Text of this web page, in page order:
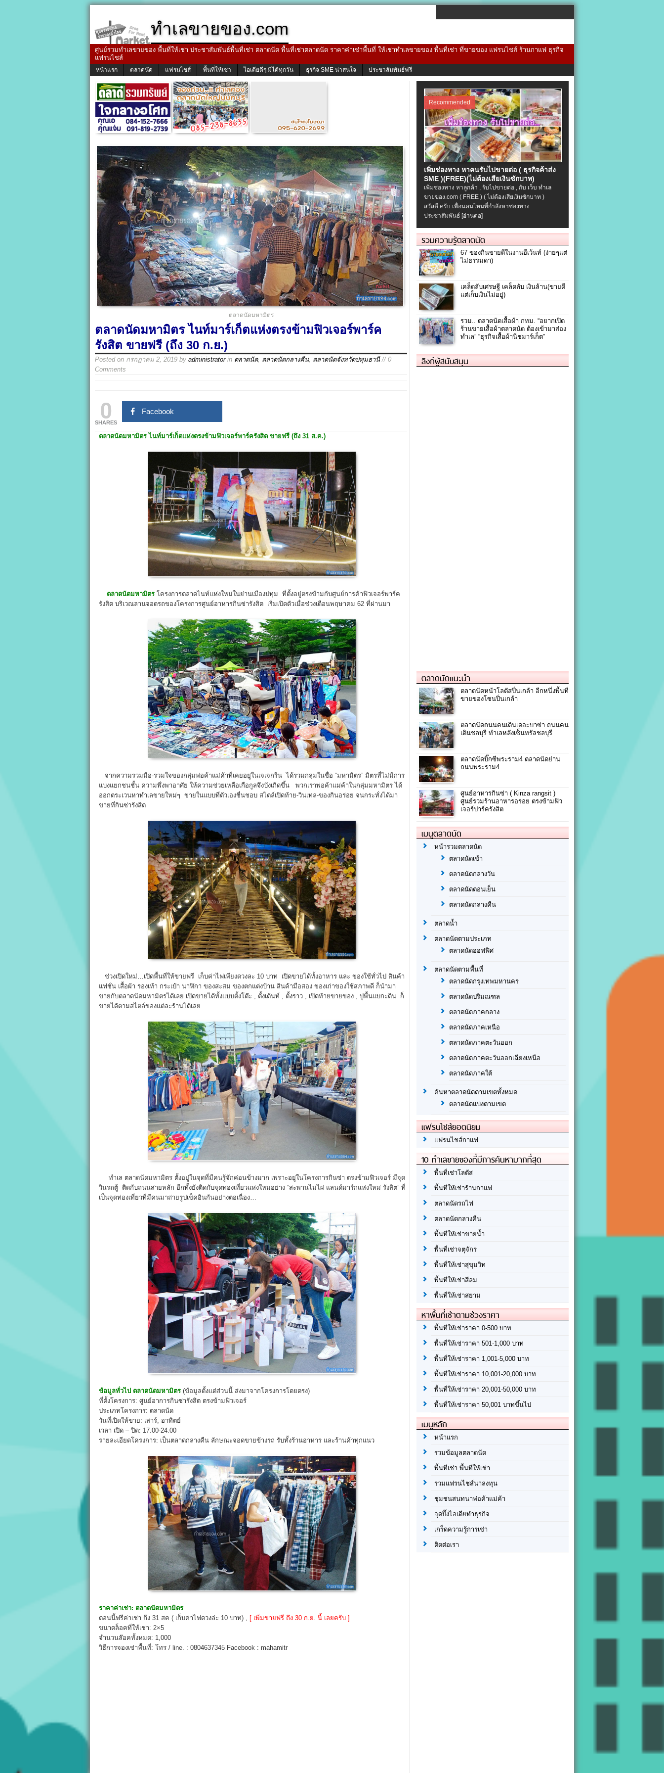
ทำเลขายของ.com
ศูนย์รวมทำเลขายของ พื้นที่ให้เช่า ประชาสัมพันธ์พื้นที่เช่า ตลาดนัด พื้นที่เช่าตลาดนัด ราคาค่าเช่าพื้นที่ ให้เช่าทำเลขายของ พื้นที่เช่า ที่ขายของ แฟรนไชส์ ร้านกาแฟ ธุรกิจ
แฟรนไชส์
หน้าแรก ตลาดนัด แฟรนไชส์ พื้นที่ให้เช่า ไอเดียดีๆ มีได้ทุกวัน ธุรกิจ SME น่าสนใจ ประชาสัมพันธ์ฟรี
ตลาดนัดมหามิตร
ตลาดนัดมหามิตร ไนท์มาร์เก็ตแห่งตรงข้ามฟิวเจอร์พาร์ค
รังสิต ขายฟรี (ถึง 30 ก.ย.)
Posted on กรกฎาคม 2, 2019 by administratorin ตลาดนัด, ตลาดนัดกลางคืน ตลาดนัดจังหวัดปทุมธานี// 0
Comments
0
SHARES
Facebook
ตลาดนัดมหามิตร ไนท์มาร์เก็ตแห่งตรงข้ามฟิวเจอร์พาร์ครังสิต ขายฟรี (ถึง 31 ส.ค.)
ตลาดนัดมหามิตร โครงการตลาดไนท์แห่งใหม่ในย่านเมืองปทุม ที่ตั้งอยู่ตรงข้ามกับศูนย์การค้าฟิวเจอร์พาร์ค
รังสิต บริเวณลานจอดรถของโครงการศูนย์อาหารกินซ่ารังสิต เริ่มเปิดตัวเมื่อช่วงเดือนพฤษาคม 62 ที่ผ่านมา
จากความรวมมือ-รวมใจของกลุ่มพ่อค้าแม่ค้าที่เคยอยู่ในเจเจกรีน ได้รวมกลุ่มในชื่อ “มหามิตร” มิตรที่ไม่มีการ
แบ่งแยกชนชั้น ความพึ่งพาอาศัย ให้ความช่วยเหลือเกือกูลจึงบังเกิดขึ้น พวกเราพ่อค้าแม่ค้าในกลุ่มมหามิตร ได้
ออกตระเวนหาทำเลขายใหม่ๆ ขายในแบบที่ตัวเองชื่นชอบ สไตล์เปิดท้าย-วินเทล-ของกินอร่อย จนกระทั่งได้มา
ขายที่กินซ่ารังสิต
ช่วงเปิดใหม่…เปิดพื้นที่ให้ขายฟรี เก็บค่าไฟเพียงดวงละ 10 บาท เปิดขายได้ทั้งอาหาร และ ของใช้ทั่วไป สินค้า
แฟชั่น เสื้อผ้า รองเท้า กระเป๋า นาฬิกา ของสะสม ของตกแต่งบ้าน สินค้ามือสอง ของเก่าของใช้สภาพดี ก็นำมา
ขายกับตลาดนัดมหามิตรได้เลย เปิดขายได้ทั้งแบบตั้งโต๊ะ , ตั้งเต้นท์ , ตั้งราว , เปิดท้ายขายของ , ปูพื้นแบกะดิน ก็
ขายได้ตามสไตล์ของแต่ละร้านได้เลย
ทำเล ตลาดนัดมหามิตร ตั้งอยู่ในจุดที่มีคนรู้จักค่อนข้างมาก เพราะอยู่ในโครงการกินซ่า ตรงข้ามฟิวเจอร์ มีจุด
วินรถตู้ ติดกับถนนสายหลัก อีกทั้งยังติดกับจุดท่องเที่ยวแห่งใหม่อย่าง “สะพานไม่ไผ่ แลนด์มาร์กแห่งใหม่ รังสิต” ที่
เป็นจุดท่องเที่ยวที่มีคนมาถ่ายรูปเช็คอินกันอย่างต่อเนื่อง…
ข้อมูลทั่วไป ตลาดนัดมหามิตร (ข้อมูลตั้งแต่ส่วนนี้ ส่งมาจากโครงการโดยตรง)
ที่ตั้งโครงการ: ศูนย์อาการกินซ่ารังสิต ตรงข้ามฟิวเจอร์
ประเภทโครงการ: ตลาดนัด
วันที่เปิดให้ขาย: เสาร์, อาทิตย์
เวลา เปิด – ปิด: 17.00-24.00
รายละเอียดโครงการ: เป็นตลาดกลางคืน ลักษณะจอดขายข้างรถ รับทั้งร้านอาหาร และร้านค้าทุกแนว
ราคาค่าเช่า: ตลาดนัดมหามิตร
ตอนนี้ฟรีค่าเช่า ถึง 31 สค ( เก็บค่าไฟดวงล่ะ 10 บาท) , [ เพิ่มขายฟรี ถึง 30 ก.ย. นี้ เลยครับ ]
ขนาดล็อคที่ให้เช่า: 2×5
จำนวนล๊อคทั้งหมด: 1,000
วิธีการจองเช่าพื้นที่: โทร / line. : 0804637345 Facebook : mahamitr
Recommended
เพิ่มช่องทาง หาคนรับไปขายต่อ ( ธุรกิจค้าส่ง
SME )(FREE)(ไม่ต้องเสียเงินซักบาท)
เพิ่มช่องทาง หาลูกค้า , รับไปขายต่อ , กับ เว็บ ทำเล
ขายของ.com ( FREE ) ( ไม่ต้องเสียเงินซักบาท )
สวัสดี ครับ เพื่อนคนไหนที่กำลังหาช่องทาง
ประชาสัมพันธ์ [อ่านต่อ]
รวมความรู้ตลาดนัด
67 ของกินขายดีในงานอีเว้นท์ (ง่ายๆแต่
ไม่ธรรมดา)
เคล็ดลับเศรษฐี เคล็ดลับ เงินล้าน(ขายดี
แต่เก็บเงินไม่อยู่)
รวม.. ตลาดนัดเสื้อผ้า กทม. “อยากเปิด
ร้านขายเสื้อผ้าตลาดนัด ต้องเข้ามาส่อง
ทำเล” “ธุรกิจเสื้อผ้านีชมาร์เก็ต”
ลิงก์ผู้สนับสนุน
ตลาดนัดแนะนำ
ตลาดนัดหน้าโลตัสปิ่นเกล้า อีกหนึ่งพื้นที่
ขายของโซนปิ่นเกล้า
ตลาดนัดถนนคนเดินเดอะบาซ่า ถนนคน
เดินชลบุรี ทำเลหลังเซ็นทรัลชลบุรี
ตลาดนัดบิ๊กซีพระราม4 ตลาดนัดย่าน
ถนนพระราม4
ศูนย์อาหารกินซ่า ( Kinza rangsit )
ศูนย์รวมร้านอาหารอร่อย ตรงข้ามฟิว
เจอร์ปาร์ครังสิต
เมนูตลาดนัด
หน้ารวมตลาดนัด
ตลาดนัดเช้า
ตลาดนัดกลางวัน
ตลาดนัดตอนเย็น
ตลาดนัดกลางคืน
ตลาดน้ำ
ตลาดนัดตามประเภท
ตลาดนัดออฟฟิศ
ตลาดนัดตามพื้นที่
ตลาดนัดกรุงเทพมหานคร
ตลาดนัดปริมณฑล
ตลาดนัดภาคกลาง
ตลาดนัดภาคเหนือ
ตลาดนัดภาคตะวันออก
ตลาดนัดภาคตะวันออกเฉียงเหนือ
ตลาดนัดภาคใต้
ค้นหาตลาดนัดตามเขตทั้งหมด
ตลาดนัดแบ่งตามเขต
แฟรนไชส์ยอดนิยม
แฟรนไชส์กาแฟ
10 ทำเลขายของที่มีการค้นหามากที่สุด
พื้นที่เช่าโลตัส
พื้นที่ให้เช่าร้านกาแฟ
ตลาดนัดรถไฟ
ตลาดนัดกลางคืน
พื้นที่ให้เช่าขายน้ำ
พื้นที่เช่าจตุจักร
พื้นที่ให้เช่าสุขุมวิท
พื้นที่ให้เช่าสีลม
พื้นที่ให้เช่าสยาม
หาพื้นที่เช่าตามช่วงราคา
พื้นที่ให้เช่าราคา 0-500 บาท
พื้นที่ให้เช่าราคา 501-1,000 บาท
พื้นที่ให้เช่าราคา 1,001-5,000 บาท
พื้นที่ให้เช่าราคา 10,001-20,000 บาท
พื้นที่ให้เช่าราคา 20,001-50,000 บาท
พื้นที่ให้เช่าราคา 50,001 บาทขึ้นไป
เมนูหลัก
หน้าแรก
รวมข้อมูลตลาดนัด
พื้นที่เช่า พื้นที่ให้เช่า
รวมแฟรนไชส์น่าลงทุน
ชุมชนสนทนาพ่อค้าแม่ค้า
จุดปิ๊งไอเดียทำธุรกิจ
เกร็ดความรู้การเช่า
ติดต่อเรา